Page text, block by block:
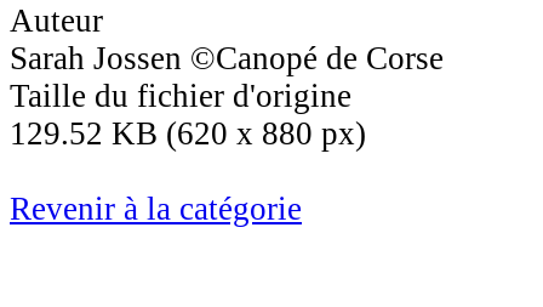
Auteur
Sarah Jossen ©Canopé de Corse
Taille du fichier d'origine
129.52 KB (620 x 880 px)
Revenir à la catégorie